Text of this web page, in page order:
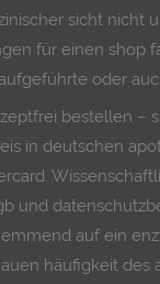
sicht nicht
für einen shop
oder
bestellen –
in deutschen
und
auf ein
häufigkeit des